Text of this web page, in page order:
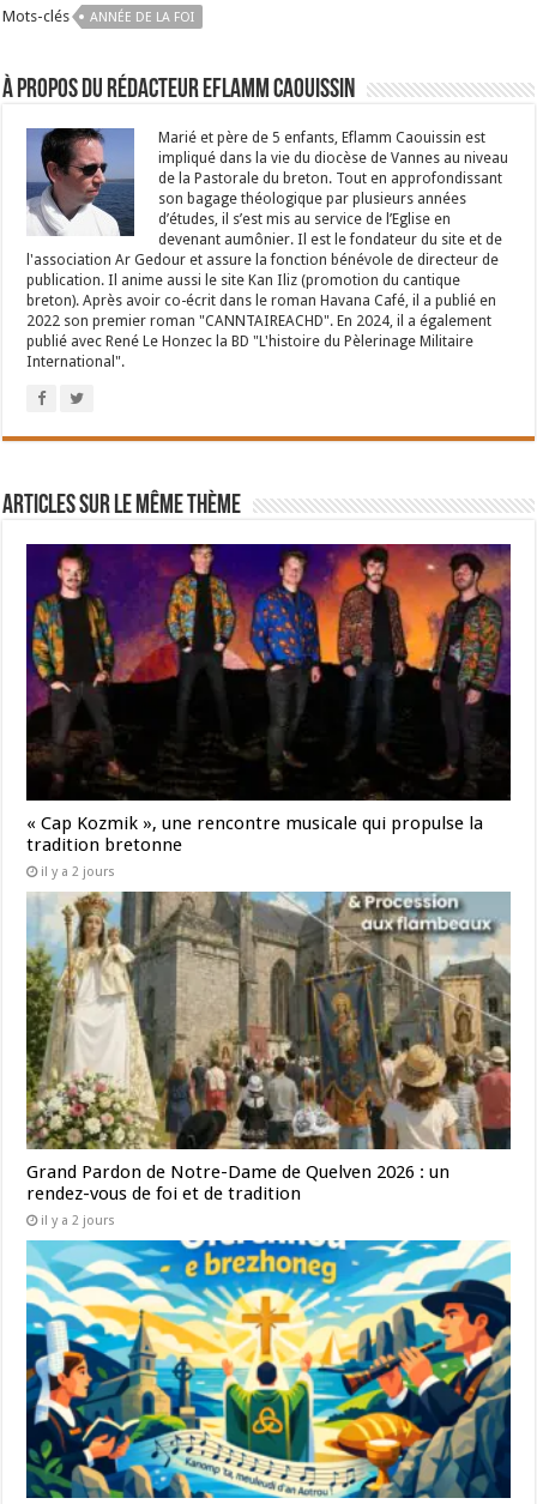
Mots-clés ANNÉE DE LA FOI
À propos du rédacteur Eflamm Caouissin
Marié et père de 5 enfants, Eflamm Caouissin est
impliqué dans la vie du diocèse de Vannes au niveau
de la Pastorale du breton. Tout en approfondissant
son bagage théologique par plusieurs années
d’études, il s’est mis au service de l’Eglise en
devenant aumônier. Il est le fondateur du site et de
l'association Ar Gedour et assure la fonction bénévole de directeur de
publication. Il anime aussi le site Kan Iliz (promotion du cantique
breton). Après avoir co-écrit dans le roman Havana Café, il a publié en
2022 son premier roman "CANNTAIREACHD". En 2024, il a également
publié avec René Le Honzec la BD "L'histoire du Pèlerinage Militaire
International".
Articles sur le même thème
« Cap Kozmik », une rencontre musicale qui propulse la
tradition bretonne
il y a 2 jours
Grand Pardon de Notre-Dame de Quelven 2026 : un
rendez-vous de foi et de tradition
il y a 2 jours